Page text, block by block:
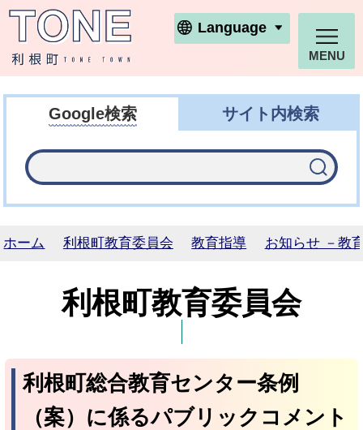
利根町ホームページ
Language
MENU
Google検索 サイト内検索
ホーム 利根町教育委員会 教育指導 お知らせ －教
利根町教育委員会
利根町総合教育センター条例
（案）に係るパブリックコメント